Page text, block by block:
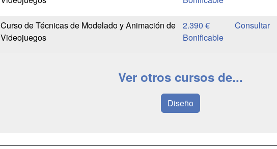
Curso de Técnicas de Modelado y Animación de
Videojuegos
2.390 €
Bonificable
Ver otros cursos de...
Diseño